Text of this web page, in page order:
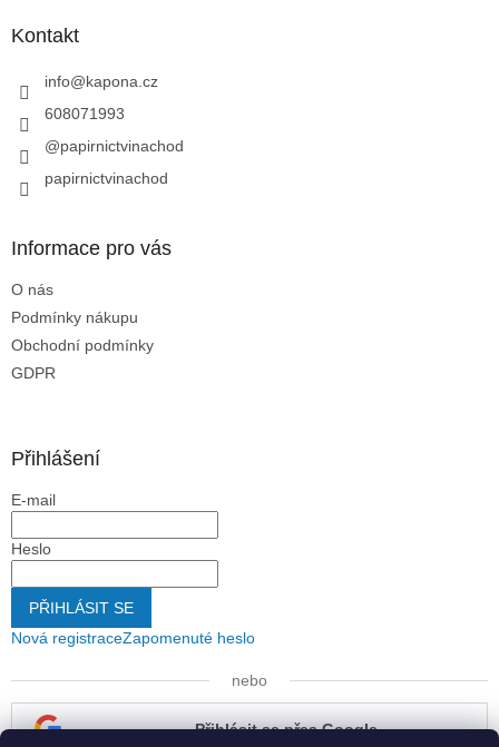
Kontakt
info@kapona.cz
608071993
@papirnictvinachod
papirnictvinachod
Informace pro vás
O nás
Podmínky nákupu
Obchodní podmínky
GDPR
Přihlášení
E-mail
Heslo
PŘIHLÁSIT SE
Nová registraceZapomenuté heslo
nebo
Přihlásit se přes Google